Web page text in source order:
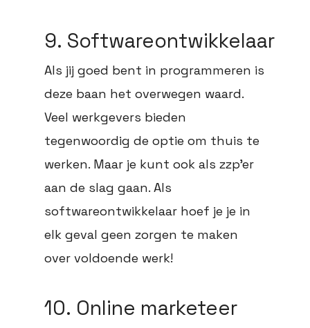
9. Softwareontwikkelaar
Als jij goed bent in programmeren is
deze baan het overwegen waard.
Veel werkgevers bieden
tegenwoordig de optie om thuis te
werken. Maar je kunt ook als zzp’er
aan de slag gaan. Als
softwareontwikkelaar hoef je je in
elk geval geen zorgen te maken
over voldoende werk!
10. Online marketeer